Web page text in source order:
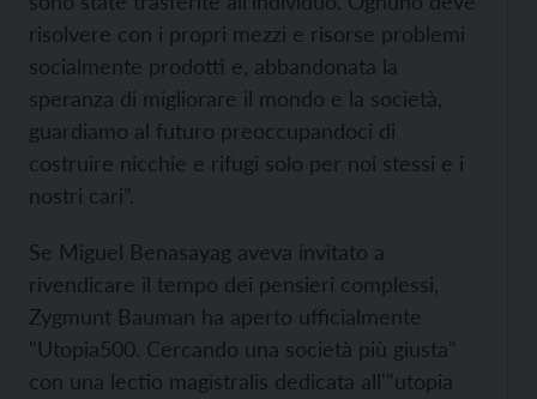
risolvere con i propri mezzi e risorse problemi
socialmente prodotti e, abbandonata la
speranza di migliorare il mondo e la società,
guardiamo al futuro preoccupandoci di
costruire nicchie e rifugi solo per noi stessi e i
nostri cari”.
Se Miguel Benasayag aveva invitato a
rivendicare il tempo dei pensieri complessi,
Zygmunt Bauman ha aperto ufficialmente
"Utopia500. Cercando una società più giusta"
con una lectio magistralis dedicata all'"utopia